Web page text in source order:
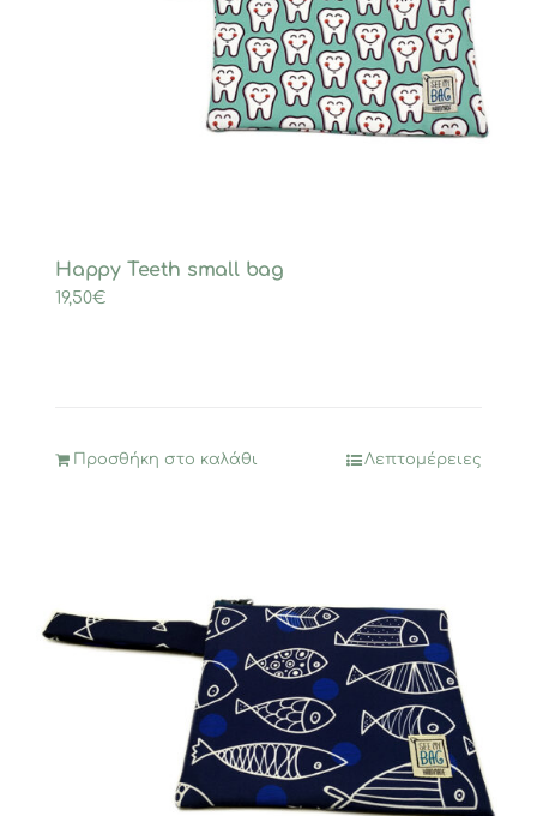
Happy Teeth small bag
19,50€
Προσθήκη στο καλάθι Λεπτομέρειες